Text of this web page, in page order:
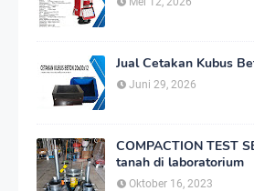
Jual Cetakan Kubus
Juni 29, 2026
COMPACTION TEST
tanah di laboratorium
Oktober 16, 2023